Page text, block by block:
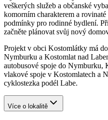
veškerých služeb a občanské
komorním charakterem a
podmínky pro rodinné bydlení.
začněte plánovat svůj nový
Projekt v obci Kostomlátky má
Nymburku a Kostomlat nad
autobusové spoje do Nymburku,
vlakové spoje v Kostomlatech a
cyklostezka podél Labe.
Více o lokalitě